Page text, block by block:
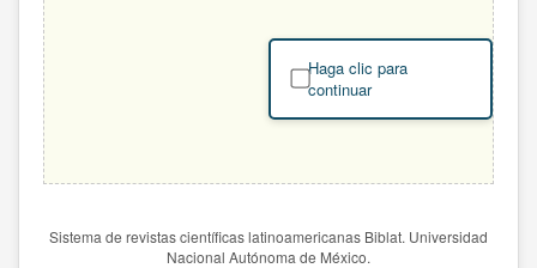
Haga clic para
continuar
Sistema de revistas científicas latinoamericanas Biblat. Universidad
Nacional Autónoma de México.